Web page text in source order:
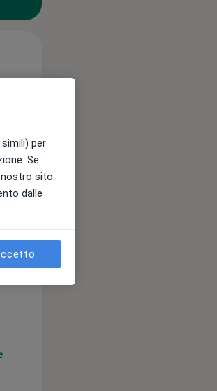
Lun,
per
Se
sito.
dalle